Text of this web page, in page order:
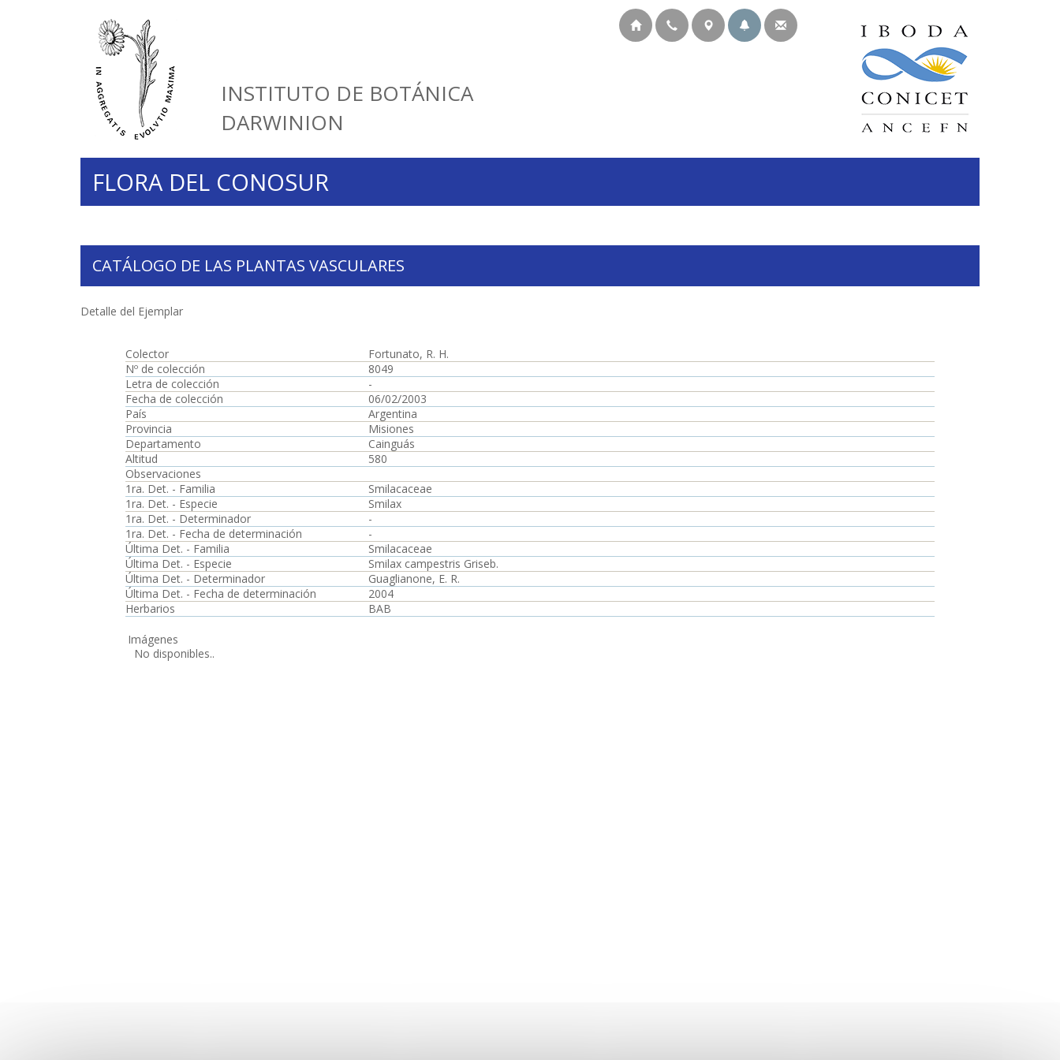
INSTITUTO DE BOTÁNICA
DARWINION
FLORA DEL CONOSUR
CATÁLOGO DE LAS PLANTAS VASCULARES
Detalle del Ejemplar
Colector
Fortunato, R. H.
Nº de colección
8049
Letra de colección
-
Fecha de colección
06/02/2003
País
Argentina
Provincia
Misiones
Departamento
Cainguás
Altitud
580
Observaciones
1ra. Det. - Familia
Smilacaceae
1ra. Det. - Especie
Smilax
1ra. Det. - Determinador
-
1ra. Det. - Fecha de determinación
-
Última Det. - Familia
Smilacaceae
Última Det. - Especie
Smilax campestris Griseb.
Última Det. - Determinador
Guaglianone, E. R.
Última Det. - Fecha de determinación
2004
Herbarios
BAB
Imágenes
No disponibles..